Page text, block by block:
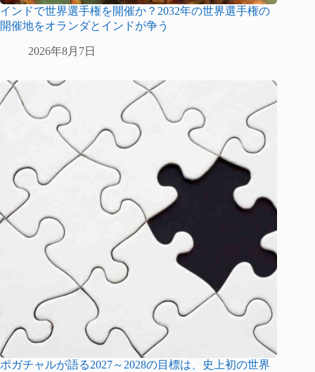
インドで世界選手権を開催か？2032年の世界選手権の
開催地をオランダとインドが争う
2026年8月7日
ポガチャルが語る2027～2028の目標は、史上初の世界